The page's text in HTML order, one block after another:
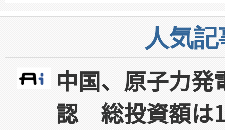
人気
中国、原子力
認 総投資額は